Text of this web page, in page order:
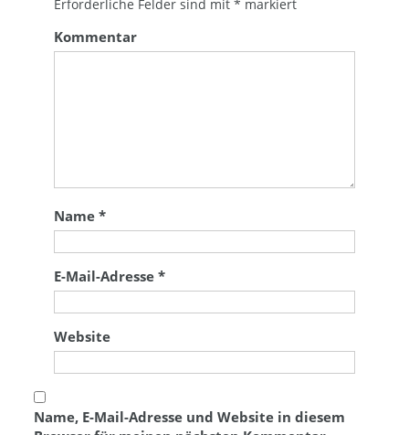
Erforderliche Felder sind mit* markiert
Kommentar
Name*
E-Mail-Adresse*
Website
Name, E-Mail-Adresse und Website in diesem